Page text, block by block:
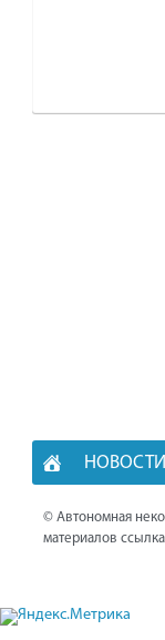
НОВОСТИ
© Автономная
материалов